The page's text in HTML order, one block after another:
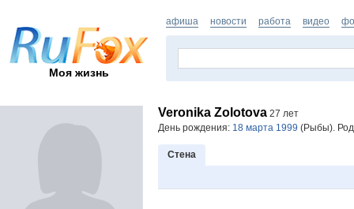
Моя жизнь
афиша новости работа видео
Veronika Zolotova 27 лет
День рождения: 18 марта 1999 (Рыбы).
Стена